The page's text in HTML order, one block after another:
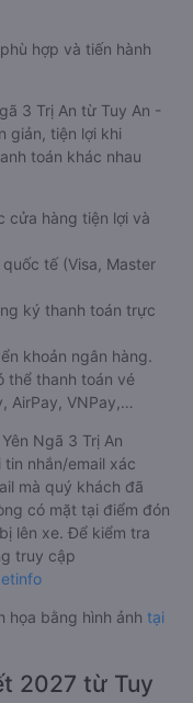
hợp và tiến hành
3 Trị An từ Tuy An -
giản, tiện lợi khi
toán khác nhau
cửa hàng tiện lợi và
tế (Visa, Master
ký thanh toán trực
khoản ngân hàng.
thể thanh toán vé
AirPay, VNPay,…
Ngã 3 Trị An
nhắn/email xác
mà quý khách đã
có mặt tại điểm đón
lên xe. Để kiểm tra
truy cập
họa bằng hình ảnh tại
2027 từ Tuy